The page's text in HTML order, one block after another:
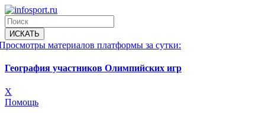
материалов платформы за сутки:
География участников Олимпийских игр
X
Помощь